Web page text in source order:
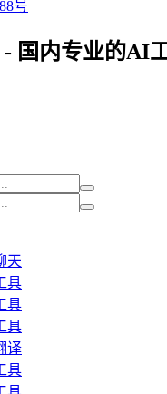
号
- 国内专业的AI
天
具
具
具
译
具